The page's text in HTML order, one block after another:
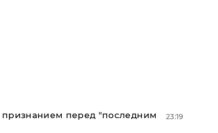
перед "последним
23:19